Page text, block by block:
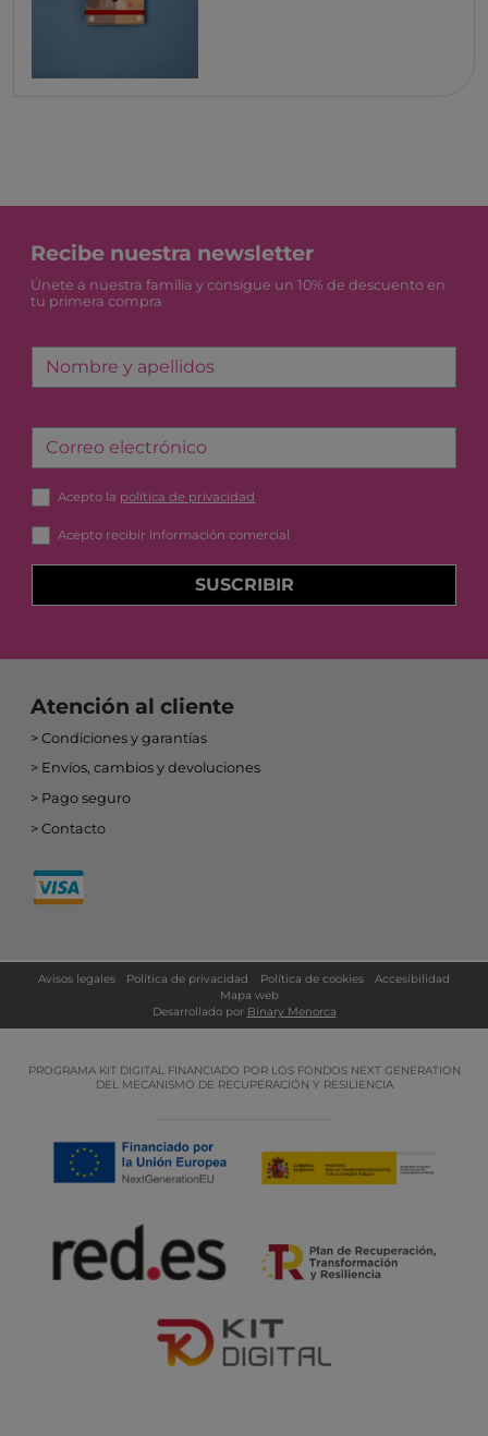
Recibe nuestra newsletter
Únete a nuestra familia y consigue un 10% de descuento en
tu primera compra
Nombre y apellidos
Correo electrónico
Acepto la política de privacidad
Acepto recibir información comercial
SUSCRIBIR
Atención al cliente
Condiciones y garantías
Envíos, cambios y devoluciones
Pago seguro
Contacto
Avisos legales Política de privacidad Política de cookies
Accesibilidad
Mapa web
Desarrollado por Binary Menorca
PROGRAMA KIT DIGITAL FINANCIADO POR LOS FONDOS NEXT GENERATION
DEL MECANISMO DE RECUPERACIÓN Y RESILIENCIA